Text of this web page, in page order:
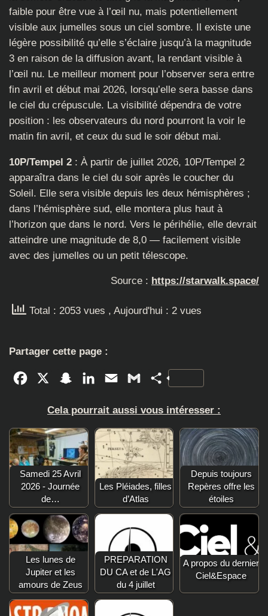
faible pour être vue à l’œil nu, mais potentiellement
visible aux jumelles sous un ciel sombre. Il existe une
légère possibilité qu’elle s’éclaire jusqu’à la magnitude
3 en raison de la diffusion avant, la rendant visible à
l’œil nu. Le meilleur moment pour l’observer sera entre
fin avril et début mai 2026, lorsqu’elle sera basse dans
le ciel du crépuscule. La visibilité dépendra de votre
position : les observateurs du nord pourront la voir le
matin fin avril, et ceux du sud le soir début mai.
10P/Tempel 2 : À partir de juillet 2026, 10P/Tempel 2
apparaîtra dans le ciel du soir après le coucher du
Soleil. Elle sera visible depuis les deux hémisphères ;
dans l’hémisphère sud, elle montera plus haut à
l’horizon que dans le nord. Vers le périhélie, elle devrait
atteindre une magnitude de 8,0 — facilement visible
avec des jumelles ou un petit télescope.
Source : https://starwalk.space/
Total : 2053 vues , Aujourd'hui : 2 vues
Partager cette page :
Facebook SnapchatLinkedInEmail GmailPartager
Cela pourrait aussi vous intéresser :
Samedi 25 Avril
2026 - Journée
de…
Les Pléiades, filles
d’Atlas
Depuis toujours
Repères offre les
étoiles
Les lunes de
Jupiter et les
amours de Zeus
PREPARATION
DU CA et de L'AG
du 4 juillet
A propos du dernier
Ciel&Espace